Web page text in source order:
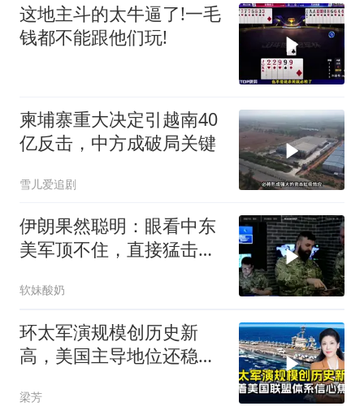
这地主斗的太牛逼了!一毛
钱都不能跟他们玩!
柬埔寨重大决定引越南40
亿反击，中方成破局关键
雪儿爱追剧
伊朗果然聪明：眼看中东
美军顶不住，直接猛击要
软妹酸奶
环太军演规模创历史新
高，美国主导地位还稳得
梁芳